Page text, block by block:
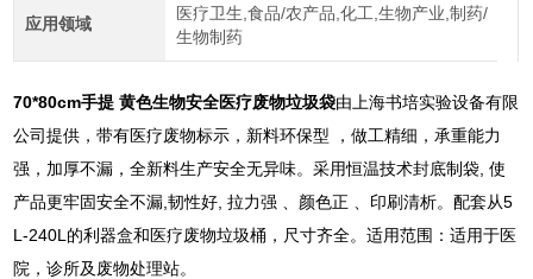
应用领域
医疗卫生,食品/农产品,化工,生物产业,制药/
生物制药
70*80cm手提 黄色生物安全医疗废物垃圾袋由上海书培实验设备有限
公司提供，带有医疗废物标示，新料环保型 ，做工精细，承重能力
强，加厚不漏，全新料生产安全无异味。采用恒温技术封底制袋, 使
产品更牢固安全不漏,韧性好, 拉力强 、颜色正 、印刷清析。配套从5
L-240L的利器盒和医疗废物垃圾桶，尺寸齐全。适用范围：适用于医
院，诊所及废物处理站。